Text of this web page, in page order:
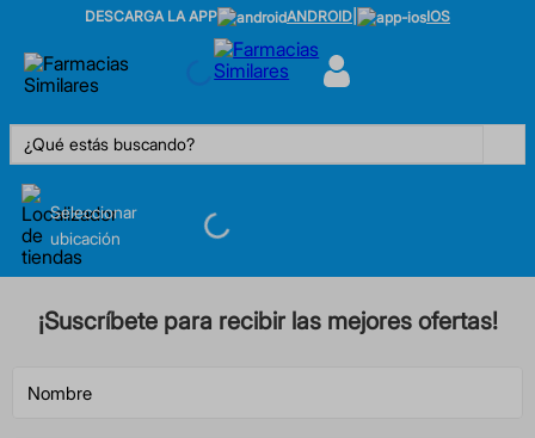
DESCARGA LA APP ANDROID IOS
¿Qué estás buscando?
Seleccionar
ubicación
¡Suscríbete para recibir las mejores ofertas!